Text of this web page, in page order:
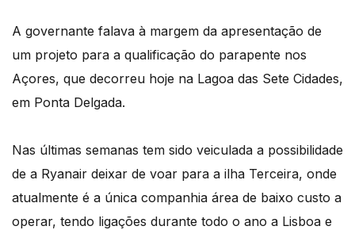
A governante falava à margem da apresentação de
um projeto para a qualificação do parapente nos
Açores, que decorreu hoje na Lagoa das Sete Cidades,
em Ponta Delgada.
Nas últimas semanas tem sido veiculada a possibilidade
de a Ryanair deixar de voar para a ilha Terceira, onde
atualmente é a única companhia área de baixo custo a
operar, tendo ligações durante todo o ano a Lisboa e